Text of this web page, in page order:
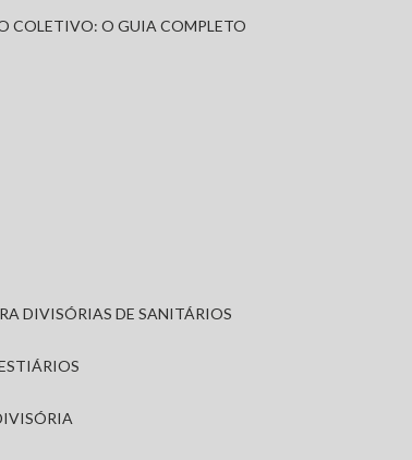
COLETIVO: O GUIA COMPLETO
DIVISÓRIAS DE SANITÁRIOS